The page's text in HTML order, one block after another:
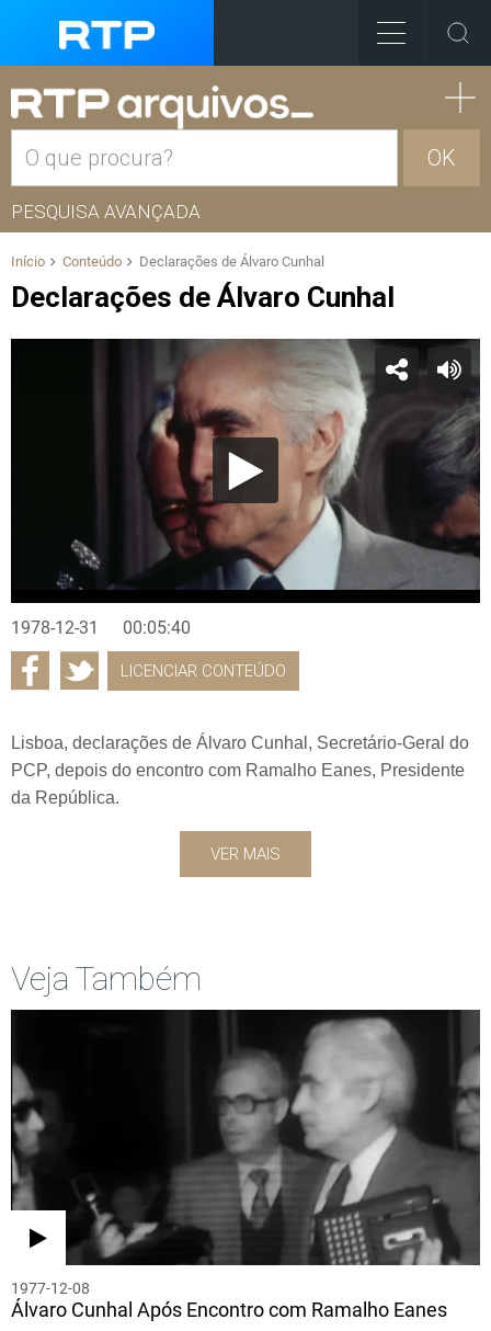
OK
PESQUISA AVANÇADA
Início Conteúdo Declarações de Álvaro Cunhal
Declarações de Álvaro Cunhal
1978-12-31 00:05:40
LICENCIAR CONTEÚDO
Lisboa, declarações de Álvaro Cunhal, Secretário-Geral do
PCP, depois do encontro com Ramalho Eanes, Presidente
da República.
VER MAIS
Veja Também
1977-12-08
Álvaro Cunhal Após Encontro com Ramalho Eanes